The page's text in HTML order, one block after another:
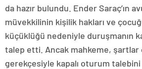
da hazır bulundu. Ender Saraç’ın
müvekkilinin kişilik hakları ve
küçüklüğü nedeniyle duruşmanın
talep etti. Ancak mahkeme, şartlar
gerekçesiyle kapalı oturum